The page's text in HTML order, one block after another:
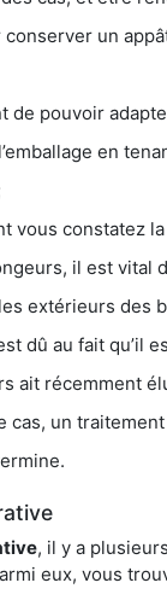
un
de pouvoir
en
vous constatez
il est vital
extérieurs des
dû au fait qu’il
ait récemment
cas, un
, il y a
eux, vous